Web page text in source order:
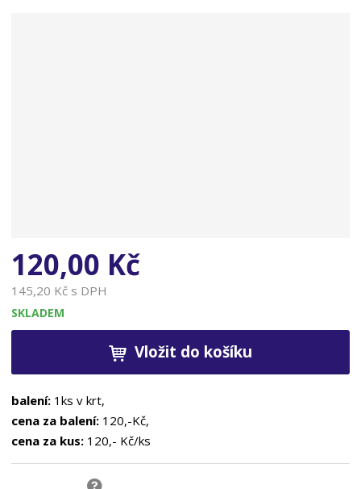
120,00 Kč
145,20 Kč s DPH
SKLADEM
Vložit do košíku
balení: 1ks v krt,
cena za balení: 120,-Kč,
cena za kus: 120,- Kč/ks